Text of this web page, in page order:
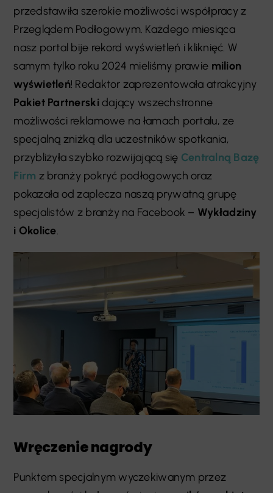
przedstawiła szerokie możliwości współpracy z
Przeglądem Podłogowym. Każdego miesiąca
nasz portal bije rekord wyświetleń i kliknięć. W
samym tylko roku 2024 mieliśmy prawie milion
wyświetleń! Redaktor zaprezentowała atrakcyjny
Pakiet Partnerski dający wszechstronne
możliwości reklamowe na łamach portalu, ze
specjalną zniżką dla uczestników spotkania,
przybliżyła szybko rozwijającą się Centralną Bazę
Firm z branży pokryć podłogowych oraz
pokazała od zaplecza naszą prywatną grupę
specjalistów z branży na Facebook – Wykładziny
i Okolice.
Wręczenie nagrody
Punktem specjalnym wyczekiwanym przez